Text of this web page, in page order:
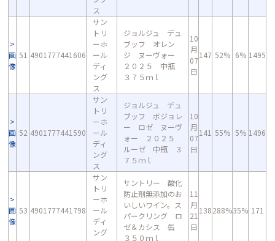
ス
画
像
51 4901777441606
サン
トリ
ーホ
ール
ディ
ング
ス
ジョルジュ デュ
ブッフ オレン
ジ ヌーヴォー
２０２５ 中瓶
３７５ｍｌ
10
月
07
日
147 52% 6% 1495
画
像
52 4901777441590
サン
トリ
ーホ
ール
ディ
ング
ス
ジョルジュ デュ
ブッフ ボジョレ
ー ロゼ ヌーヴ
ォー ２０２５
ルーゼ 中瓶 ３
７５ｍｌ
10
月
07
日
141 55% 5% 1496
画
像
53 4901777441798
サン
トリ
ーホ
ール
ディ
ング
サントリー 酸化
防止剤無添加のお
いしいワイン。ス
パークリング ロ
ゼ＆カシス 缶
３５０ｍｌ
11
月
21
日
138288%35% 171